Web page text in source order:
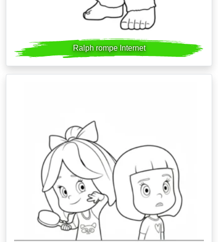
Ralph rompe Internet